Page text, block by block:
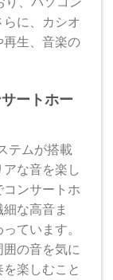
に、カシオ
再生、音楽の
ートホー
テムが搭載
な音を楽し
ンサートホ
な高音ま
ています。
の音を気に
楽しむこと